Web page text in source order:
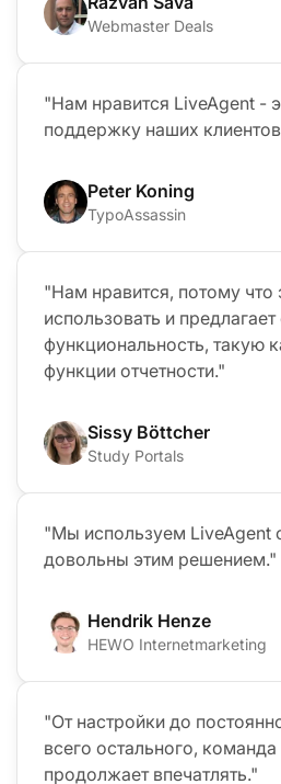
Webmaster Deals
"Нам нравится LiveAgent -
поддержку наших
Peter Koning
TypoAssassin
"Нам нравится, потому что
использовать и
функциональность, такую
функции отчетности."
Sissy Böttcher
Study Portals
"Мы используем LiveAgent
довольны этим решением."
Hendrik Henze
HEWO Internetmarketing
"От настройки до
всего остального,
продолжает впечатлять."